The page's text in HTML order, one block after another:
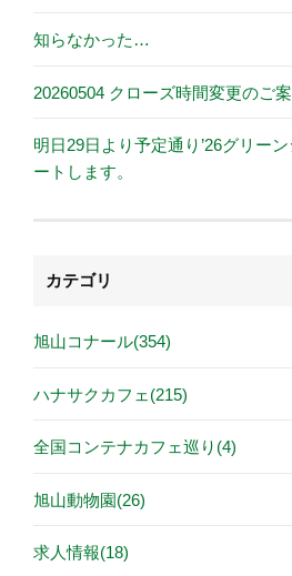
知らなかった…
20260504 クローズ時間変更のご
明日29日より予定通り’26グリー
ートします。
カテゴリ
旭山コナール(354)
ハナサクカフェ(215)
全国コンテナカフェ巡り(4)
旭山動物園(26)
求人情報(18)